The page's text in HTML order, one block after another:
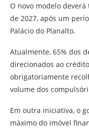
O novo modelo
de 2027, após um
Palácio do Planalto.
Atualmente, 65% dos
direcionados ao
obrigatoriamente
volume dos
Em outra iniciativa, o
máximo do imóvel